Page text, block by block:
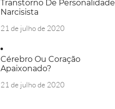
Transtorno De Personalidade
Narcisista
21 de julho de 2020
Cérebro Ou Coração
Apaixonado?
21 de julho de 2020